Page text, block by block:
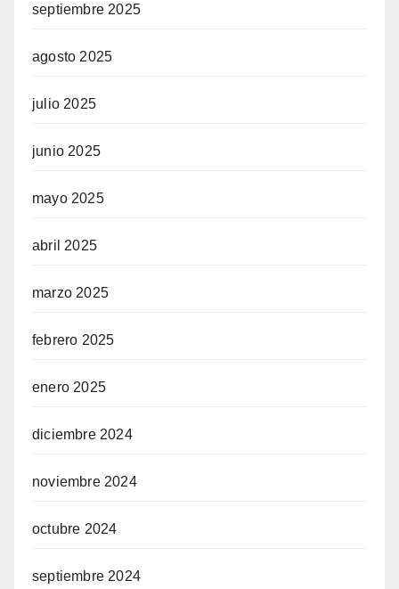
septiembre 2025
agosto 2025
julio 2025
junio 2025
mayo 2025
abril 2025
marzo 2025
febrero 2025
enero 2025
diciembre 2024
noviembre 2024
octubre 2024
septiembre 2024